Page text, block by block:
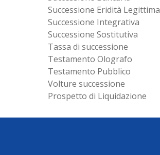
Successione Eridità Legittima
Successione Integrativa
Successione Sostitutiva
Tassa di successione
Testamento Olografo
Testamento Pubblico
Volture successione
Prospetto di Liquidazione